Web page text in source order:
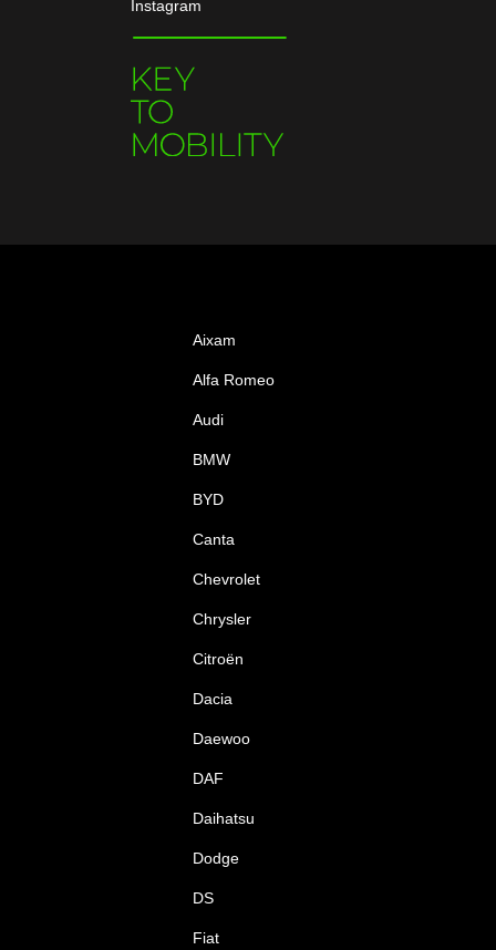
Instagram
Aixam
Alfa Romeo
Audi
BMW
BYD
Canta
Chevrolet
Chrysler
Citroën
Dacia
Daewoo
DAF
Daihatsu
Dodge
DS
Fiat